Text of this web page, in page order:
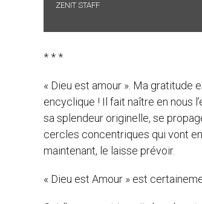
ZENIT STAFF
* * *
« Dieu est amour ». Ma gratitude
encyclique ! Il fait naître en nous
sa splendeur originelle, se
cercles concentriques qui vont
maintenant, le laisse prévoir.
« Dieu est Amour » est